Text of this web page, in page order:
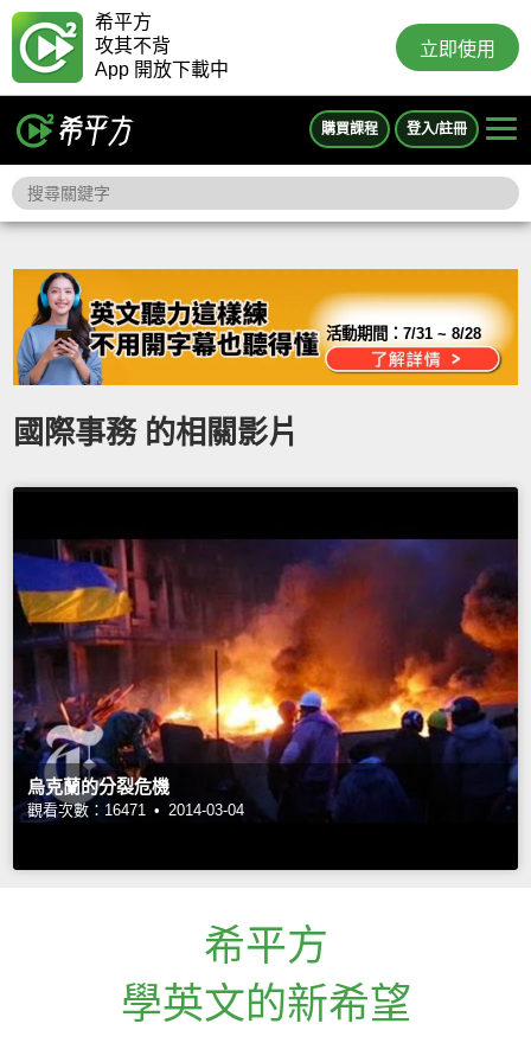
希平方
攻其不背
App 開放下載中
立即使用
購買課程 登入/註冊
活動期間：7/31 ~ 8/28
國際事務 的相關影片
烏克蘭的分裂危機
觀看次數：16471 • 2014-03-04
希平方
學英文的新希望